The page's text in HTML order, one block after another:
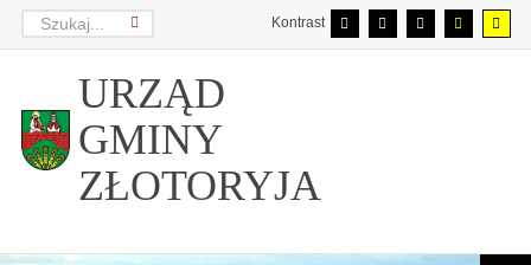
Kontrast
URZĄD
GMINY
ZŁOTORYJA